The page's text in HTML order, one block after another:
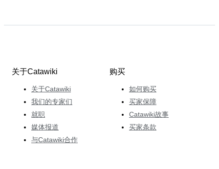
关于Catawiki
关于Catawiki
我们的专家们
就职
媒体报道
与Catawiki合作
购买
如何购买
买家保障
Catawiki故事
买家条款